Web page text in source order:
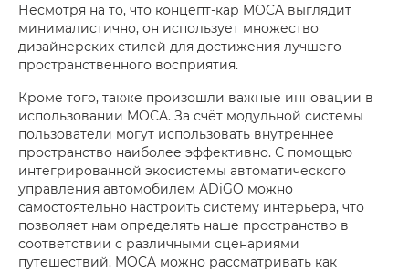
Несмотря на то, что концепт-кар MOCA выглядит
минималистично, он использует множество
дизайнерских стилей для достижения лучшего
пространственного восприятия.
Кроме того, также произошли важные инновации в
использовании MOCA. За счёт модульной системы
пользователи могут использовать внутреннее
пространство наиболее эффективно. С помощью
интегрированной экосистемы автоматического
управления автомобилем ADiGO можно
самостоятельно настроить систему интерьера, что
позволяет нам определять наше пространство в
соответствии с различными сценариями
путешествий. MOCA можно рассматривать как